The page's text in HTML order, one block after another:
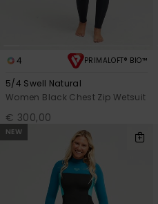
4 PRIMALOFT® BIO™
5/4 Swell Natural
Women Black Chest Zip Wetsuit
€ 300,00
NEW